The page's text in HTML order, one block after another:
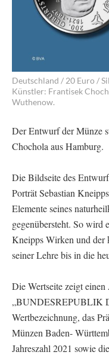
Deutschland / 20 Euro /
Künstler: Frantisek
Wuthenow.
Der Entwurf der Münze
Chochola aus Hamburg.
Die Bildseite des
Porträt Sebastian
Elemente seines
gegenübersteht. So wird
Kneipps Wirken und
seiner Lehre bis in die
Die Wertseite zeigt
„BUNDESREPUBLIK
Wertbezeichnung, das
Münzen Baden-
Jahreszahl 2021 sowie